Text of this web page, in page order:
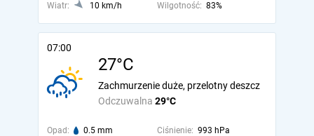
Wiatr:
10 km/h Wilgotność: 83%
07:00
27°C
Odczuwalna 29°C
Zachmurzenie duże, przelotny deszcz
Opad: 0.5 mm Ciśnienie: 993 hPa